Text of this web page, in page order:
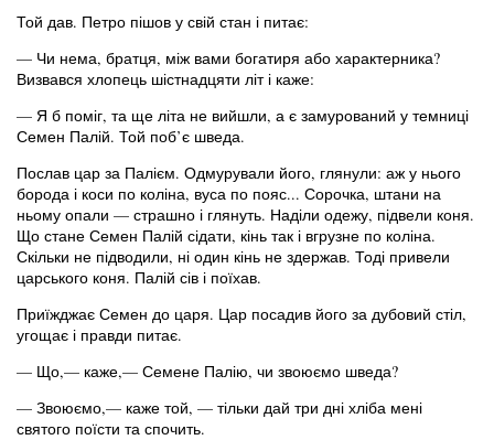
Той дав. Петро пішов у свій стан і питає:
— Чи нема, братця, між вами богатиря або характерника?
Визвався хлопець шістнадцяти літ і каже:
— Я б поміг, та ще літа не вийшли, а є замурований у темниці
Семен Палій. Той поб’є шведа.
Послав цар за Палієм. Одмурували його, глянули: аж у нього
борода і коси по коліна, вуса по пояс... Сорочка, штани на
ньому опали — страшно і глянуть. Наділи одежу, підвели коня.
Що стане Семен Палій сідати, кінь так і вгрузне по коліна.
Скільки не підводили, ні один кінь не здержав. Тоді привели
царського коня. Палій сів і поїхав.
Приїжджає Семен до царя. Цар посадив його за дубовий стіл,
угощає і правди питає.
— Що,— каже,— Семене Палію, чи звоюємо шведа?
— Звоюємо,— каже той, — тільки дай три дні хліба мені
святого поїсти та спочить.